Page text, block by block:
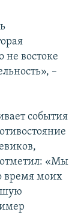
не востоке
–
события
«Мы
время моих